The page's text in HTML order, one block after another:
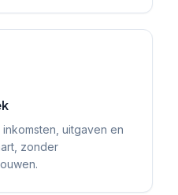
uitgaven en
zonder